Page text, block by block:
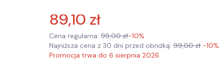
89,10 zł
Cena regularna: 99,00 zł-10%
Najniższa cena z 30 dni przed obniżką: 99,00 zł -10%
Promocja trwa do 6 sierpnia 2026